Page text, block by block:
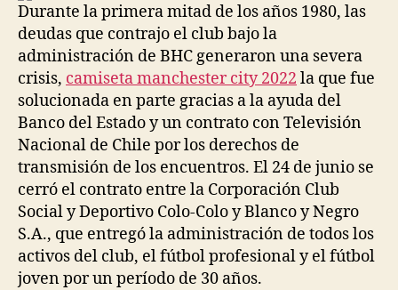
Durante la primera mitad de los años 1980, las
deudas que contrajo el club bajo la
administración de BHC generaron una severa
crisis, camiseta manchester city 2022 la que fue
solucionada en parte gracias a la ayuda del
Banco del Estado y un contrato con Televisión
Nacional de Chile por los derechos de
transmisión de los encuentros. El 24 de junio se
cerró el contrato entre la Corporación Club
Social y Deportivo Colo-Colo y Blanco y Negro
S.A., que entregó la administración de todos los
activos del club, el fútbol profesional y el fútbol
joven por un período de 30 años.